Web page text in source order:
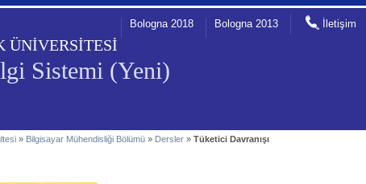
ÜNİVERSİTESİ
Sistemi (Yeni)
Bologna 2018 Bologna 2013 İletişim
» Bilgisayar Mühendisliği Bölümü » Dersler »Tüketici Davranışı